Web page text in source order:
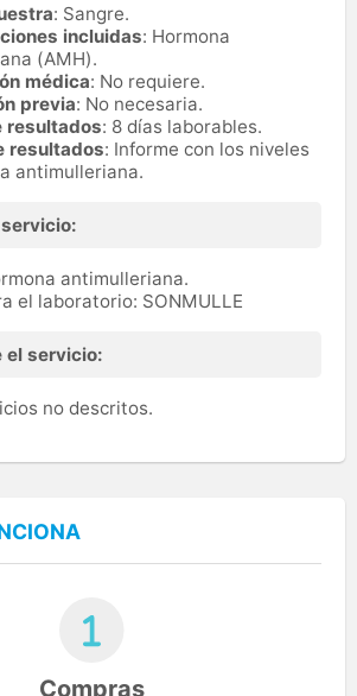
: Sangre.
incluidas: Hormona
(AMH).
médica: No requiere.
previa: No necesaria.
resultados: 8 días laborables.
resultados: Informe con los niveles
antimulleriana.
antimulleriana.
el laboratorio: SONMULLE
el servicio:
no descritos.
Compras